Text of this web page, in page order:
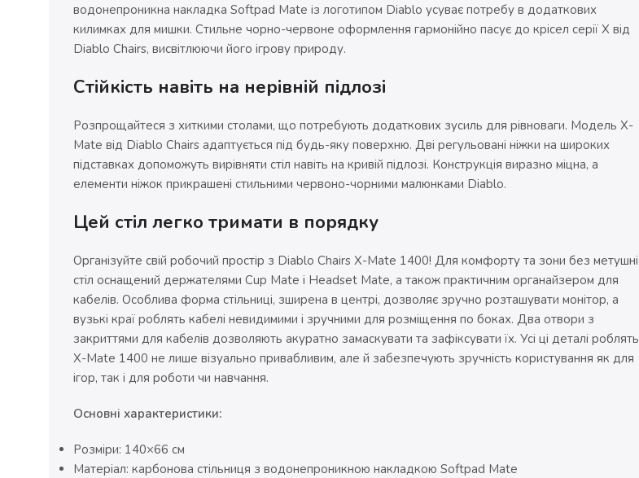
водонепроникна накладка Softpad Mate із логотипом Diablo усуває потребу в додаткових
килимках для мишки. Стильне чорно-червоне оформлення гармонійно пасує до крісел серії X від
Diablo Chairs, висвітлюючи його ігрову природу.
Стійкість навіть на нерівній підлозі
Розпрощайтеся з хиткими столами, що потребують додаткових зусиль для рівноваги. Модель X-
Mate від Diablo Chairs адаптується під будь-яку поверхню. Дві регульовані ніжки на широких
підставках допоможуть вирівняти стіл навіть на кривій підлозі. Конструкція виразно міцна, а
елементи ніжок прикрашені стильними червоно-чорними малюнками Diablo.
Цей стіл легко тримати в порядку
Організуйте свій робочий простір з Diablo Chairs X-Mate 1400! Для комфорту та зони без метушні
стіл оснащений держателями Cup Mate і Headset Mate, а також практичним органайзером для
кабелів. Особлива форма стільниці, зширена в центрі, дозволяє зручно розташувати монітор, а
вузькі краї роблять кабелі невидимими і зручними для розміщення по боках. Два отвори з
закриттями для кабелів дозволяють акуратно замаскувати та зафіксувати їх. Усі ці деталі роблять
X-Mate 1400 не лише візуально привабливим, але й забезпечують зручність користування як для
ігор, так і для роботи чи навчання.
Основні характеристики:
Розміри: 140×66 см
Матеріал: карбонова стільниця з водонепроникною накладкою Softpad Mate